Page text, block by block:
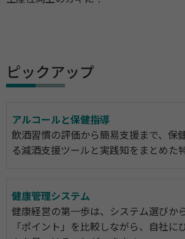
ピックアップ
アルコールと保健指導
飲酒習慣の評価から簡易支援まで、保
る減酒支援ツールと実践知をまとめた
健康管理システム
健康経営の第一歩は、システム選びか
「ポイント」を比較しながら、自社に